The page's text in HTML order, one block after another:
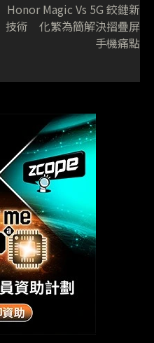
Honor Magic Vs 5G 鉸鏈新
技術 化繁為簡解決摺疊屏
手機痛點